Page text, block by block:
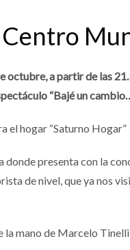
octubre, a partir de las
“Bajé un
el hogar “Saturno Hogar”
presenta con la
de nivel, que ya nos
mano de Marcelo